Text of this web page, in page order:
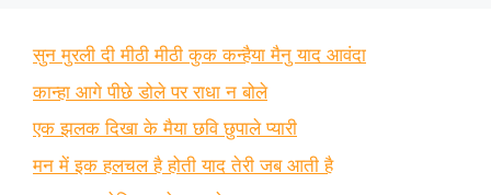
सुन मुरली दी मीठी मीठी कुक कन्हैया मैनु याद आवंदा
कान्हा आगे पीछे डोले पर राधा न बोले
एक झलक दिखा के मैया छवि छुपाले प्यारी
मन में इक हलचल है होती याद तेरी जब आती है